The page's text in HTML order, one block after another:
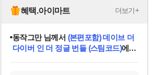
혜택.아이마트 더보기+
동작그만님께서 (본편포함) 데이브 더
다이버 인 더 정글 번들 (스팀코드)에